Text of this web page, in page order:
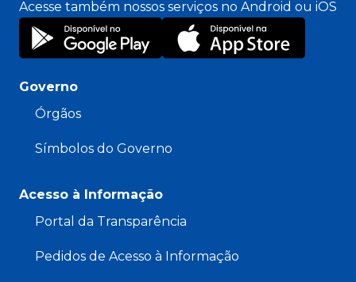
Acesse também nossos serviços no Android ou iOS
Governo
Órgãos
Símbolos do Governo
Acesso à Informação
Portal da Transparência
Pedidos de Acesso à Informação